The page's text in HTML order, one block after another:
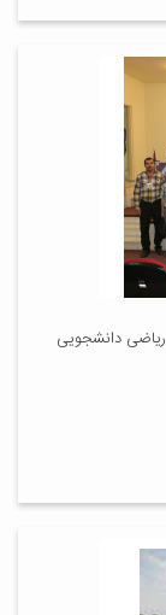
دانشجویی